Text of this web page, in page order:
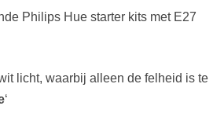
Philips Hue starter kits met E27
licht, waarbij alleen de felheid is te
‘